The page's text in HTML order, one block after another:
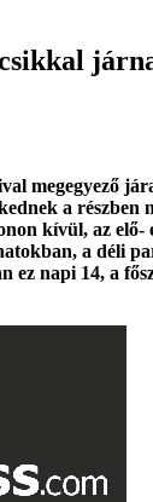
megegyező
a részben
kívül, az elő-
a déli
ez napi 14, a